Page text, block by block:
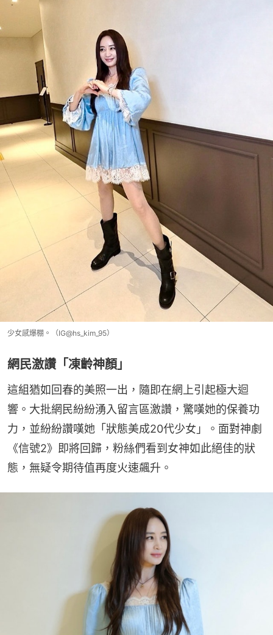
少女感爆棚。（IG@hs_kim_95）
網民激讚「凍齡神顏」
這組猶如回春的美照一出，隨即在網上引起極大迴
響。大批網民紛紛湧入留言區激讚，驚嘆她的保養功
力，並紛紛讚嘆她「狀態美成20代少女」。面對神劇
《信號2》即將回歸，粉絲們看到女神如此絕佳的狀
態，無疑令期待值再度火速飆升。